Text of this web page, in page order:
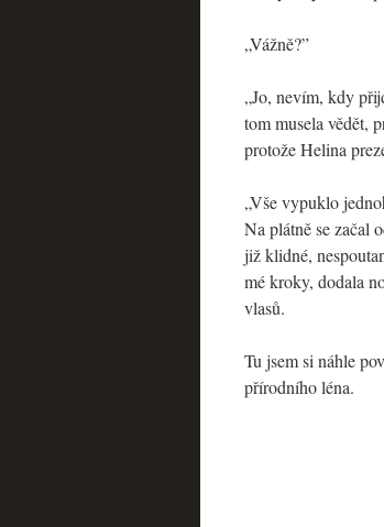
„Vážně?”
„Jo, nevím, kdy
tom musela vědět,
protože Helina
„Vše vypuklo
Na plátně se začal
již klidné,
mé kroky, dodala
vlasů.
Tu jsem si náhle
přírodního léna.